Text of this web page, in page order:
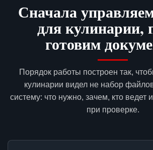
Сначала
для кулинарии,
готовим
Порядок работы построен так,
кулинарии видел не набор
систему: что нужно, зачем, кто ведет
при проверке.